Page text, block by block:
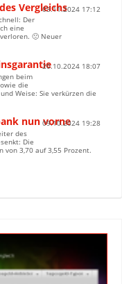
Vergleichs03.11.2024 17:12
Der
eine
🙁 Neuer
20.10.2024 18:07
beim
die
Weise: Sie verkürzen die
nun vorne
09.10.2024 19:28
des
Die
3,70 auf 3,55 Prozent.